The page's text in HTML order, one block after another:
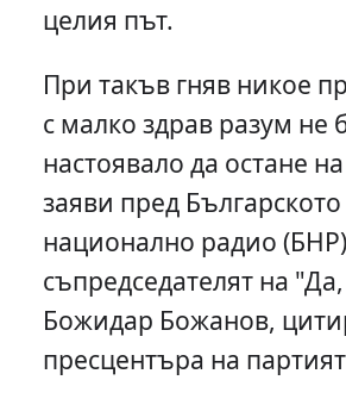
целия път.
При такъв гняв никое
с малко здрав разум не
настоявало да остане на
заяви пред Българското
национално радио (БНР)
съпредседателят на
Божидар Божанов,
пресцентъра на